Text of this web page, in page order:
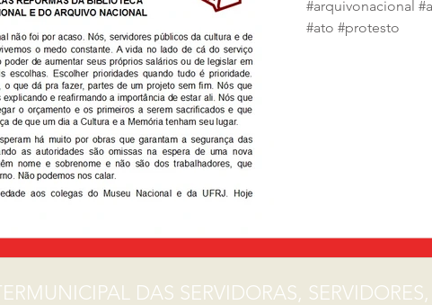
#arquivonacional
#ato #protesto
DAS SERVIDORAS,